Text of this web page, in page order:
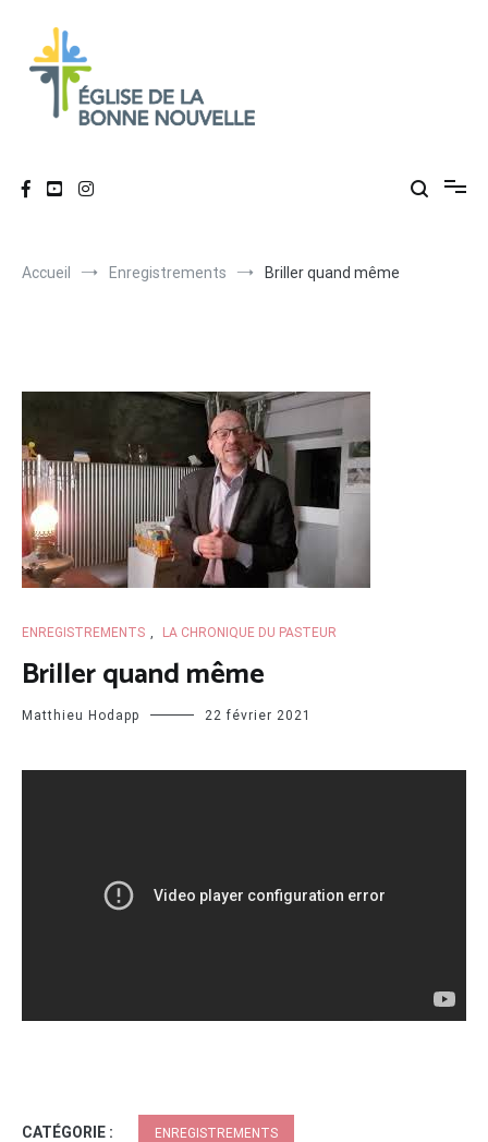
contenu
Accueil Enregistrements Briller quand même
ENREGISTREMENTS , LA CHRONIQUE DU PASTEUR
Briller quand même
Matthieu Hodapp 22 février 2021
CATÉGORIE : ENREGISTREMENTS